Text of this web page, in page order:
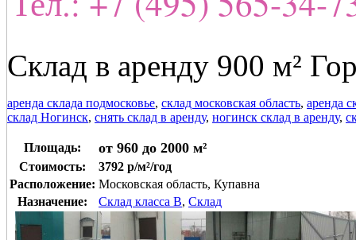
Склад в аренду 900 м²
аренда склада подмосковье, склад московская область, аренда
склад Ногинск, снять склад в аренду, ногинск склад в аренду,
Площадь: от 960 до 2000 м²
Стоимость:
3792 р/м²/год
Расположение: Московская область, Купавна
Назначение:
Склад класса B, Склад